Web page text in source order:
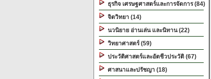
ธุรกิจ เศรษฐศาสตร์และการจัดการ (84)
จิตวิทยา (14)
นวนิยาย อ่านเล่น และนิทาน (22)
วิทยาศาสตร์ (59)
ประวัติศาสตร์และอัตชีวประวัติ (67)
ศาสนาและปรัชญา (18)